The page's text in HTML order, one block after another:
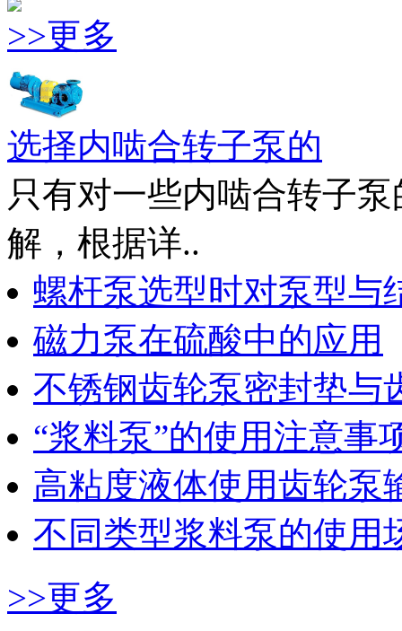
>>更多
选择内啮合转子泵的
只有对一些内啮合转子
解，根据详..
螺杆泵选型时对泵型与
磁力泵在硫酸中的应用
不锈钢齿轮泵密封垫与
“浆料泵”的使用注意事
高粘度液体使用齿轮泵
不同类型浆料泵的使用
>>更多